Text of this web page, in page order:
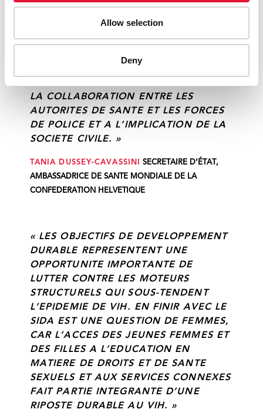
Allow selection
Deny
TRANSMISSION DU VIH CHEZ LES
CONSOMMATEURS DE DROGUES
LA COLLABORATION ENTRE LES
AUTORITES DE SANTE ET LES FORCES
DE POLICE ET A L’IMPLICATION DE LA
SOCIETE CIVILE. »
TANIA DUSSEY-CAVASSINI
SECRETAIRE D’ÉTAT,
AMBASSADRICE DE SANTE MONDIALE DE LA
CONFEDERATION HELVETIQUE
« LES OBJECTIFS DE DEVELOPPEMENT
DURABLE REPRESENTENT UNE
OPPORTUNITE IMPORTANTE DE
LUTTER CONTRE LES MOTEURS
STRUCTURELS QUI SOUS-TENDENT
L’EPIDEMIE DE VIH. EN FINIR AVEC LE
SIDA EST UNE QUESTION DE FEMMES,
CAR L’ACCES DES JEUNES FEMMES ET
DES FILLES A L’EDUCATION EN
MATIERE DE DROITS ET DE SANTE
SEXUELS ET AUX SERVICES CONNEXES
FAIT PARTIE INTEGRANTE D’UNE
RIPOSTE DURABLE AU VIH. »